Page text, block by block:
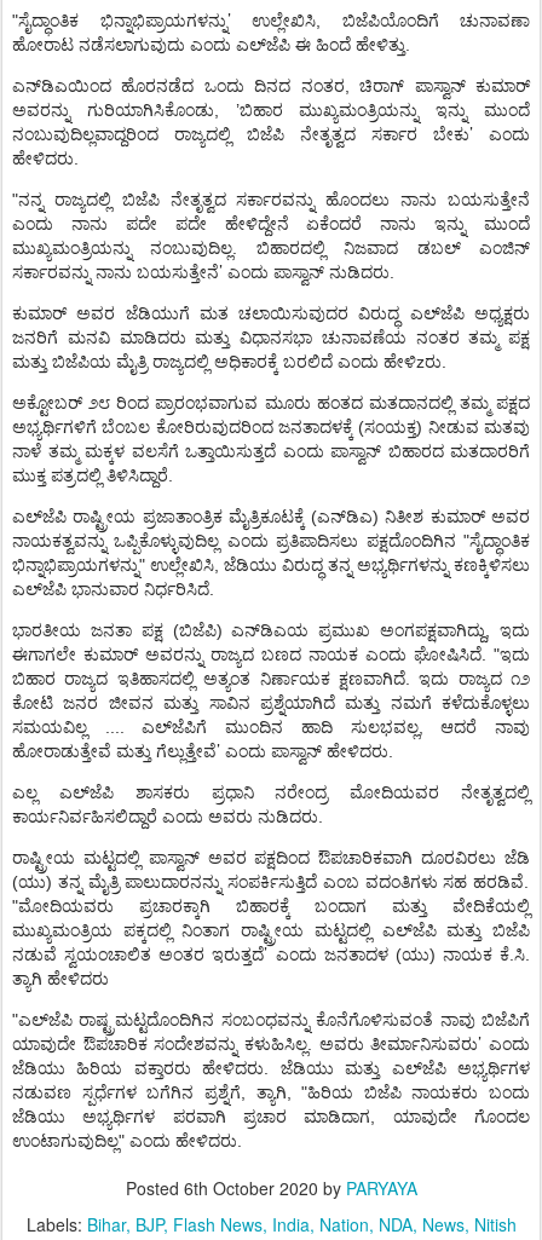
"ಸೈದ್ಧಾಂತಿಕ ಭಿನ್ನಾಭಿಪ್ರಾಯಗಳನ್ನು’ ಉಲ್ಲೇಖಿಸಿ ಬಿಜೆಪಿಯೊಂದಿಗೆ
ಚುನಾವಣಾ
ಹೋರಾಟ ನಡೆಸಲಾಗುವುದು ಎಂದು ಎಲ್ಜೆಪಿ ಈ ಹಿಂದೆ ಹೇಳಿತ್ತು
ಎನ್ಡಿಎಯಿಂದ ಹೊರನಡೆದ ಒಂದು ದಿನದ ನಂತರ ,ಚಿರಾಗ್ ಪಾಸ್ವಾನ್ ಕುಮಾರ್
ಅವರನ್ನು
ಗುರಿಯಾಗಿಸಿಕೊಂಡು , ’ಬಿಹಾರ ಮುಖ್ಯಮಂತ್ರಿಯನ್ನು ಇನ್ನು
ಮುಂದೆ
ನಂಬುವುದಿಲ್ಲವಾದ್ದರಿಂದ
ರಾಜ್ಯದಲ್ಲಿ ಬಿಜೆಪಿ ನೇತೃತ್ವದ ಸರ್ಕಾರ ಬೇಕು’
ಎಂದು
ಹೇಳಿದರು
"ನನ್ನ ರಾಜ್ಯದಲ್ಲಿ ಬಿಜೆಪಿ ನೇತೃತ್ವದ ಸರ್ಕಾರವನ್ನು ಹೊಂದಲು ನಾನು
ಬಯಸುತ್ತೇನೆ
ಎಂದು
ನಾನು ಪದೇ ಪದೇ ಹೇಳಿದ್ದೇನೆ ಏಕೆಂದರೆ ನಾನು ಇನ್ನು
ಮುಂದೆ
ಮುಖ್ಯಮಂತ್ರಿಯನ್ನು
ನಂಬುವುದಿಲ್ಲ ಬಿಹಾರದಲ್ಲಿ ನಿಜವಾದ ಡಬಲ್
ಎಂಜಿನ್
ಸರ್ಕಾರವನ್ನು ನಾನು ಬಯಸುತ್ತೇನೆ’ ಎಂದು ಪಾಸ್ವಾನ್ ನುಡಿದರು
ಕುಮಾರ್ ಅವರ ಜೆಡಿಯುಗೆ ಮತ ಚಲಾಯಿಸುವುದರ ವಿರುದ್ಧ ಎಲ್ಜೆಪಿ ಅಧ್ಯಕ್ಷರು
ಜನರಿಗೆ ಮನವಿ ಮಾಡಿದರು ಮತ್ತು ವಿಧಾನಸಭಾ ಚುನಾವಣೆಯ ನಂತರ ತಮ್ಮ ಪಕ್ಷ
ಮತ್ತು ಬಿಜೆಪಿಯ ಮೈತ್ರಿ ರಾಜ್ಯದಲ್ಲಿ ಅಧಿಕಾರಕ್ಕೆ ಬರಲಿದೆ ಎಂದು ಹೇಳಿzರು
ಅಕ್ಟೋಬರ್ ೨೮ ರಿಂದ ಪ್ರಾರಂಭವಾಗುವ ಮೂರು ಹಂತದ ಮತದಾನದಲ್ಲಿ ತಮ್ಮ ಪಕ್ಷದ
ಅಭ್ಯರ್ಥಿಗಳಿಗೆ ಬೆಂಬಲ ಕೋರಿರುವುದರಿಂದ ಜನತಾದಳಕ್ಕೆ (ಸಂಯಕ್ತ) ನೀಡುವ ಮತವು
ನಾಳೆ ತಮ್ಮ ಮಕ್ಕಳ ವಲಸೆಗೆ ಒತ್ತಾಯಿಸುತ್ತದೆ ಎಂದು ಪಾಸ್ವಾನ್ ಬಿಹಾರದ ಮತದಾರರಿಗೆ
ಮುಕ್ತ ಪತ್ರದಲ್ಲಿ ತಿಳಿಸಿದ್ದಾರೆ
ಎಲ್ಜೆಪಿ ರಾಷ್ಟ್ರೀಯ ಪ್ರಜಾತಾಂತ್ರಿಕ ಮೈತ್ರಿಕೂಟಕ್ಕೆ (ಎನ್ಡಿಎ)ನಿತೀಶ ಕುಮಾರ್ ಅವರ
ನಾಯಕತ್ವವನ್ನು ಒಪ್ಪಿಕೊಳ್ಳುವುದಿಲ್ಲ ಎಂದು ಪ್ರತಿಪಾದಿಸಲು ಪಕ್ಷದೊಂದಿಗಿನ "ಸೈದ್ಧಾಂತಿಕ
ಭಿನ್ನಾಭಿಪ್ರಾಯಗಳನ್ನು" ಉಲ್ಲೇಖಿಸಿ ಜೆಡಿಯು ವಿರುದ್ಧ ತನ್ನ ಅಭ್ಯರ್ಥಿಗಳನ್ನು ಕಣಕ್ಕಿಳಿಸಲು
ಎಲ್ಜೆಪಿ ಭಾನುವಾರ ನಿರ್ಧರಿಸಿದೆ
ಭಾರತೀಯ ಜನತಾ ಪಕ್ಷ(ಬಿಜೆಪಿ)ಎನ್ಡಿಎಯ ಪ್ರಮುಖ ಅಂಗಪಕ್ಷವಾಗಿದ್ದು ,ಇದು
ಈಗಾಗಲೇ ಕುಮಾರ್ ಅವರನ್ನು ರಾಜ್ಯದ ಬಣದ ನಾಯಕ ಎಂದು ಘೋಷಿಸಿದೆ . "ಇದು
ಬಿಹಾರ ರಾಜ್ಯದ ಇತಿಹಾಸದಲ್ಲಿ ಅತ್ಯಂತ ನಿರ್ಣಾಯಕ ಕ್ಷಣವಾಗಿದೆ.ಇದು ರಾಜ್ಯದ ೧೨
ಕೋಟಿ ಜನರ ಜೀವನ ಮತ್ತು ಸಾವಿನ ಪ್ರಶ್ನೆಯಾಗಿದೆ ಮತ್ತು ನಮಗೆ ಕಳೆದುಕೊಳ್ಳಲು
ಸಮಯವಿಲ್ಲ ....ಎಲ್ಜೆಪಿಗೆ ಮುಂದಿನ ಹಾದಿ ಸುಲಭವಲ್ಲ,ಆದರೆ
ನಾವು
ಹೋರಾಡುತ್ತೇವೆ ಮತ್ತು ಗೆಲ್ಲುತ್ತೇವೆ’ ಎಂದು ಪಾಸ್ವಾನ್ ಹೇಳಿದರು
ಎಲ್ಲ ಎಲ್ಜೆಪಿ ಶಾಸಕರು ಪ್ರಧಾನಿ ನರೇಂದ್ರ ಮೋದಿಯವರ
ನೇತೃತ್ವದಲ್ಲಿ
ಕಾರ್ಯನಿರ್ವಹಿಸಲಿದ್ದಾರೆ ಎಂದು ಅವರು ನುಡಿದರು
ರಾಷ್ಟ್ರೀಯ ಮಟ್ಟದಲ್ಲಿ ಪಾಸ್ವಾನ್ ಅವರ ಪಕ್ಷದಿಂದ ಔಪಚಾರಿಕವಾಗಿ ದೂರವಿರಲು ಜೆಡಿ
(ಯು) ತನ್ನ ಮೈತ್ರಿ ಪಾಲುದಾರನನ್ನು ಸಂಪರ್ಕಿಸುತ್ತಿದೆ ಎಂಬ ವದಂತಿಗಳು ಸಹ ಹರಡಿವೆ
"ಮೋದಿಯವರು ಪ್ರಚಾರಕ್ಕಾಗಿ ಬಿಹಾರಕ್ಕೆ ಬಂದಾಗ ಮತ್ತು
ವೇದಿಕೆಯಲ್ಲಿ
ಮುಖ್ಯಮಂತ್ರಿಯ
ಪಕ್ಕದಲ್ಲಿ ನಿಂತಾಗ ರಾಷ್ಟ್ರೀಯ ಮಟ್ಟದಲ್ಲಿ ಎಲ್ಜೆಪಿ ಮತ್ತು
ಬಿಜೆಪಿ
ನಡುವೆ ಸ್ವಯಂಚಾಲಿತ ಅಂತರ ಇರುತ್ತದೆ’ ಎಂದು ಜನತಾದಳ(ಯು) ನಾಯಕ ಕೆ ಸಿ
ತ್ಯಾಗಿ ಹೇಳಿದರು
"ಎಲ್ಜೆಪಿ ರಾಷ್ಟ್ರಮಟ್ಟದೊಂದಿಗಿನ ಸಂಬಂಧವನ್ನು ಕೊನೆಗೊಳಿಸುವಂತೆ ನಾವು ಬಿಜೆಪಿಗೆ
ಯಾವುದೇ ಔಪಚಾರಿಕ ಸಂದೇಶವನ್ನು ಕಳುಹಿಸಿಲ್ಲ ಅವರು ತೀರ್ಮಾನಿಸುವರು’ ಎಂದು
ಜೆಡಿಯು
ಹಿರಿಯ ವಕ್ತಾರರು ಹೇಳಿದರು ಜೆಡಿಯು ಮತ್ತು ಎಲ್ಜೆಪಿ
ಅಭ್ಯರ್ಥಿಗಳ
ನಡುವಣ
ಸ್ಪರ್ಧೆಗಳ ಬಗೆಗಿನ ಪ್ರಶ್ನೆಗೆ ತ್ಯಾಗಿ , "ಹಿರಿಯ ಬಿಜೆಪಿ ನಾಯಕರು
ಬಂದು
ಜೆಡಿಯು
ಅಭ್ಯರ್ಥಿಗಳ ಪರವಾಗಿ ಪ್ರಚಾರ ಮಾಡಿದಾಗ ಯಾವುದೇ
ಗೊಂದಲ
ಉಂಟಾಗುವುದಿಲ್ಲ" ಎಂದು ಹೇಳಿದರು
Posted 6th October 2020 by PARYAYA
Labels: Bihar BJP Flash News India Nation NDA News Nitish